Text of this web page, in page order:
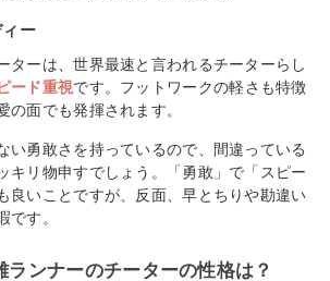
ー
ターは、世界最速と言われるチーターらし
ード重視です。フットワークの軽さも特徴
の面でも発揮されます。
い勇敢さを持っているので、間違っている
キリ物申すでしょう。「勇敢」で「スピー
良いことですが、反面、早とちりや勘違い
です。
ランナーのチーターの性格は？